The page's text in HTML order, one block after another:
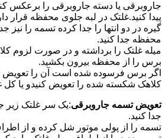
جاروبرقی یا دسته جاروبرقی را برعکس
پیدا کنید.غلتک در لبه جلوی محفظه قرار
گیره در دو انتها را جدا کرده تسمه را نیز
محفظه جدا کنید.
میله غلتک را برداشته و در صورت لزوم
برس را از محفظه بیرون بکشید.
اگر برس فرسوده شده است آن را تعویض
کلاهک شکسته شده را تعویض کنیدو یا کل
تعویض تسمه جاروبرقی:یک سر غلتک زیر
جدا کنید.
تسمه را از پولی موتور شل کرده و از